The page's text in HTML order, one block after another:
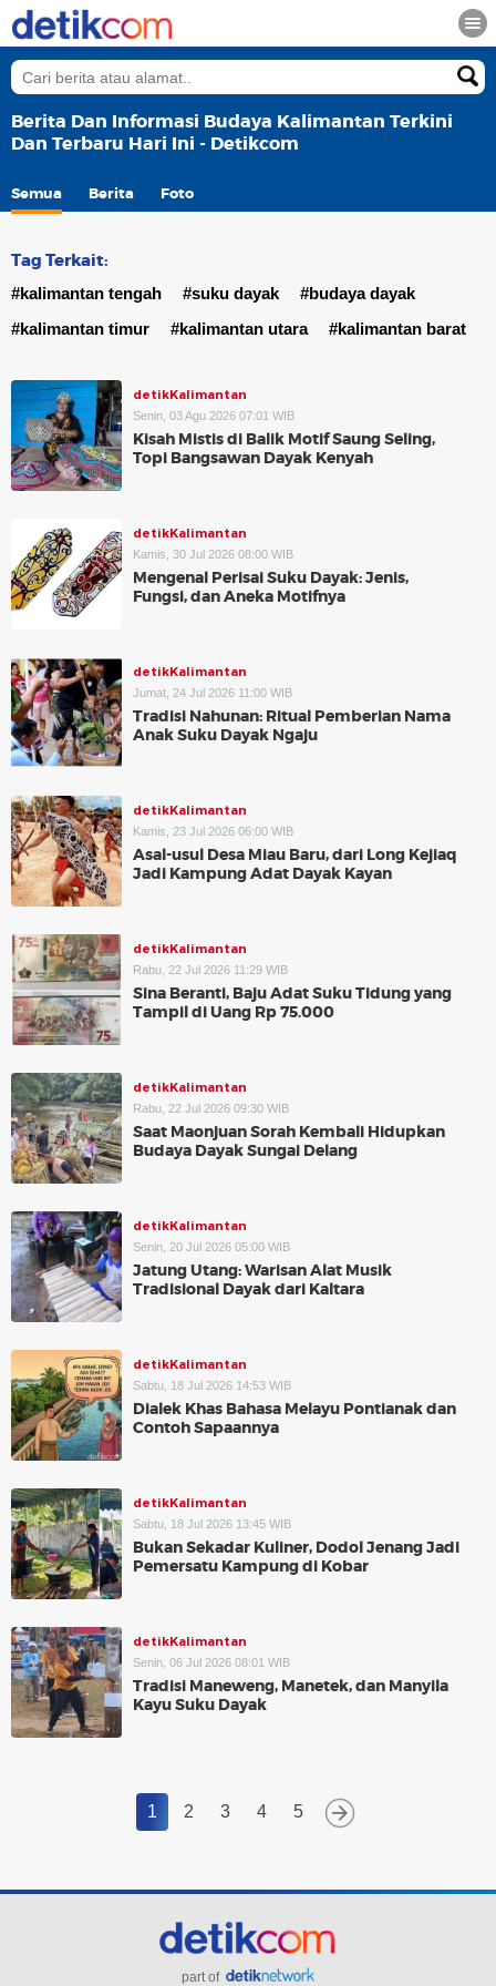
Berita Dan Informasi Budaya Kalimantan Terkini
Dan Terbaru Hari Ini - Detikcom
Semua Berita Foto
Tag Terkait:
#kalimantan tengah #suku dayak
#budaya dayak
#kalimantan timur
#kalimantan utara #kalimantan barat
detikKalimantan
Senin, 03 Agu 2026 07:01 WIB
Kisah Mistis di Balik Motif Saung Seling,
Topi Bangsawan Dayak Kenyah
detikKalimantan
Kamis, 30 Jul 2026 08:00 WIB
Mengenal Perisai Suku Dayak: Jenis,
Fungsi, dan Aneka Motifnya
detikKalimantan
Jumat, 24 Jul 2026 11:00 WIB
Tradisi Nahunan: Ritual Pemberian Nama
Anak Suku Dayak Ngaju
detikKalimantan
Kamis, 23 Jul 2026 06:00 WIB
Asal-usul Desa Miau Baru, dari Long Kejiaq
Jadi Kampung Adat Dayak Kayan
detikKalimantan
Rabu, 22 Jul 2026 11:29 WIB
Sina Beranti, Baju Adat Suku Tidung yang
Tampil di Uang Rp 75.000
detikKalimantan
Rabu, 22 Jul 2026 09:30 WIB
Saat Maonjuan Sorah Kembali Hidupkan
Budaya Dayak Sungai Delang
detikKalimantan
Senin, 20 Jul 2026 05:00 WIB
Jatung Utang: Warisan Alat Musik
Tradisional Dayak dari Kaltara
detikKalimantan
Sabtu, 18 Jul 2026 14:53 WIB
Dialek Khas Bahasa Melayu Pontianak dan
Contoh Sapaannya
detikKalimantan
Sabtu, 18 Jul 2026 13:45 WIB
Bukan Sekadar Kuliner, Dodol Jenang Jadi
Pemersatu Kampung di Kobar
detikKalimantan
Senin, 06 Jul 2026 08:01 WIB
Tradisi Maneweng, Manetek, dan Manyila
Kayu Suku Dayak
1 2 3 4 5
part of